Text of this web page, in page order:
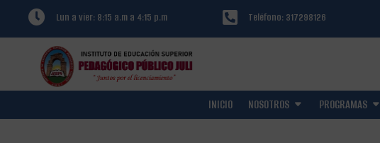
 Lun a vier: 8:15 a.m a 4:15 p.m  Teléfono: 317298126
INICIO NOSOTROS PROGRAMAS